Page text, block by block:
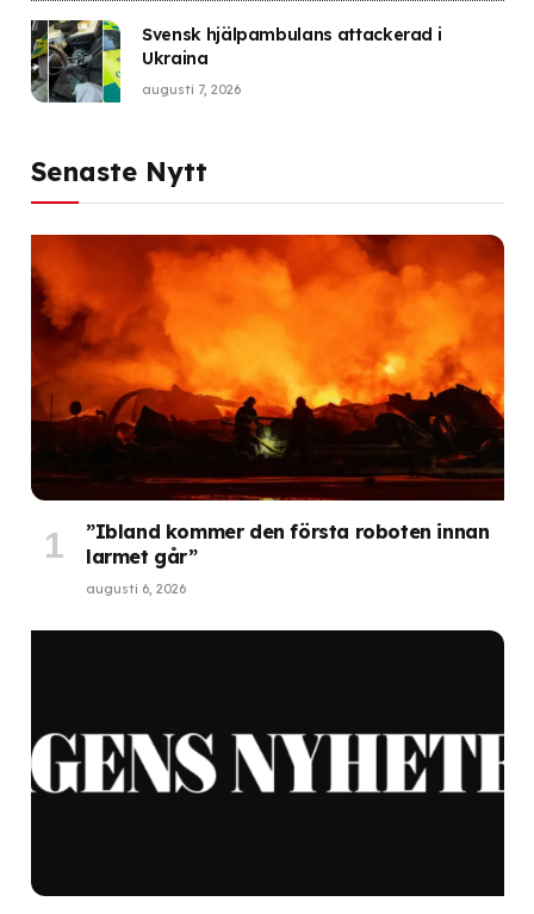
Svensk hjälpambulans attackerad i
Ukraina
augusti 7, 2026
Senaste Nytt
”Ibland kommer den första roboten innan
larmet går”
augusti 6, 2026